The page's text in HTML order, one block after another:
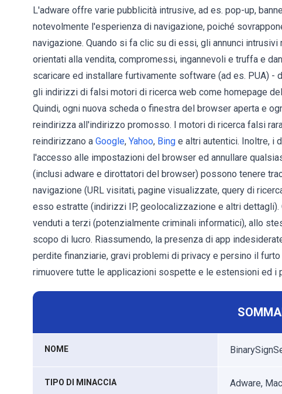
L'adware offre varie pubblicità intrusive, ad es. pop-up,
notevolmente l'esperienza di navigazione, poiché
navigazione. Quando si fa clic su di essi, gli annunci
orientati alla vendita, compromessi, ingannevoli e truffa e
scaricare ed installare furtivamente software (ad es. PUA)
gli indirizzi di falsi motori di ricerca web come homepage
Quindi, ogni nuova scheda o finestra del browser aperta e
reindirizza all'indirizzo promosso. I motori di ricerca falsi
reindirizzano a Google, Yahoo, Bing e altri autentici. Inoltre, i
l'accesso alle impostazioni del browser ed annullare
(inclusi adware e dirottatori del browser) possono tenere
navigazione (URL visitati, pagine visualizzate, query di
esso estratte (indirizzi IP, geolocalizzazione e altri
venduti a terzi (potenzialmente criminali informatici), allo
scopo di lucro. Riassumendo, la presenza di app
perdite finanziarie, gravi problemi di privacy e persino il
rimuovere tutte le applicazioni sospette e le estensioni ed i
NOME
TIPO DI MINACCIA Adware,